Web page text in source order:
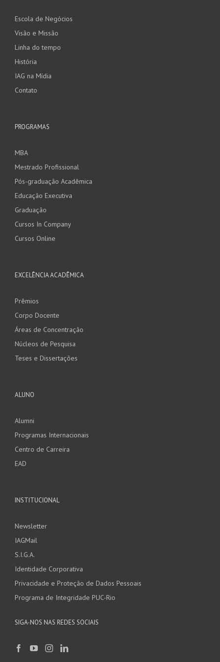
Escola de Negócios
Visão e Missão
Linha do tempo
História
IAG na Mídia
Contato
PROGRAMAS
MBA
Mestrado Profissional
Pós-graduação Acadêmica
Educação Executiva
Graduação
Cursos In Company
Cursos Online
EXCELÊNCIA ACADÊMICA
Prêmios
Corpo Docente
Áreas de Concentração
Núcleos de Pesquisa
Teses e Dissertações
ALUNO
Alumni
Programas Internacionais
Centro de Carreira
EAD
INSTITUCIONAL
Newsletter
IAGMail
S.I.G.A.
Identidade Corporativa
Privacidade e Proteção de Dados Pessoais
Programa de Integridade PUC-Rio
SIGA-NOS NAS REDES SOCIAIS